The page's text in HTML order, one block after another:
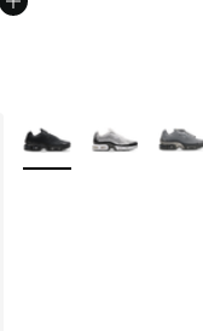
Plus de couleurs